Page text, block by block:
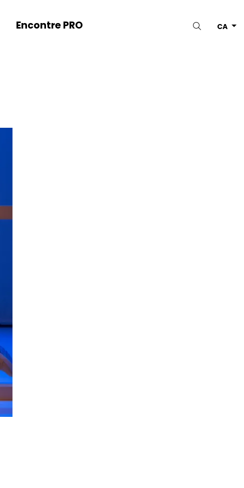
CA
Cercar
Encontre PRO